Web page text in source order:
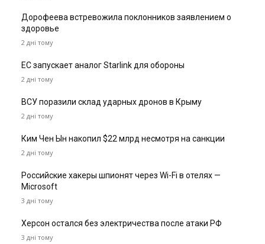
Дорофеева встревожила поклонников заявлением о
здоровье
2 дні тому
ЕС запускает аналог Starlink для обороны
2 дні тому
ВСУ поразили склад ударных дронов в Крыму
2 дні тому
Ким Чен Ын накопил $22 млрд несмотря на санкции
2 дні тому
Российские хакеры шпионят через Wi-Fi в отелях —
Microsoft
3 дні тому
Херсон остался без электричества после атаки РФ
3 дні тому